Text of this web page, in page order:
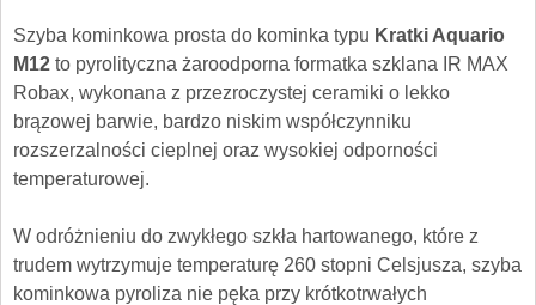
Szyba kominkowa prosta do kominka typu Kratki Aquario
M12 to pyrolityczna żaroodporna formatka szklana IR MAX
Robax, wykonana z przezroczystej ceramiki o lekko
brązowej barwie, bardzo niskim współczynniku
rozszerzalności cieplnej oraz wysokiej odporności
temperaturowej.
W odróżnieniu do zwykłego szkła hartowanego, które z
trudem wytrzymuje temperaturę 260 stopni Celsjusza, szyba
kominkowa pyroliza nie pęka przy krótkotrwałych